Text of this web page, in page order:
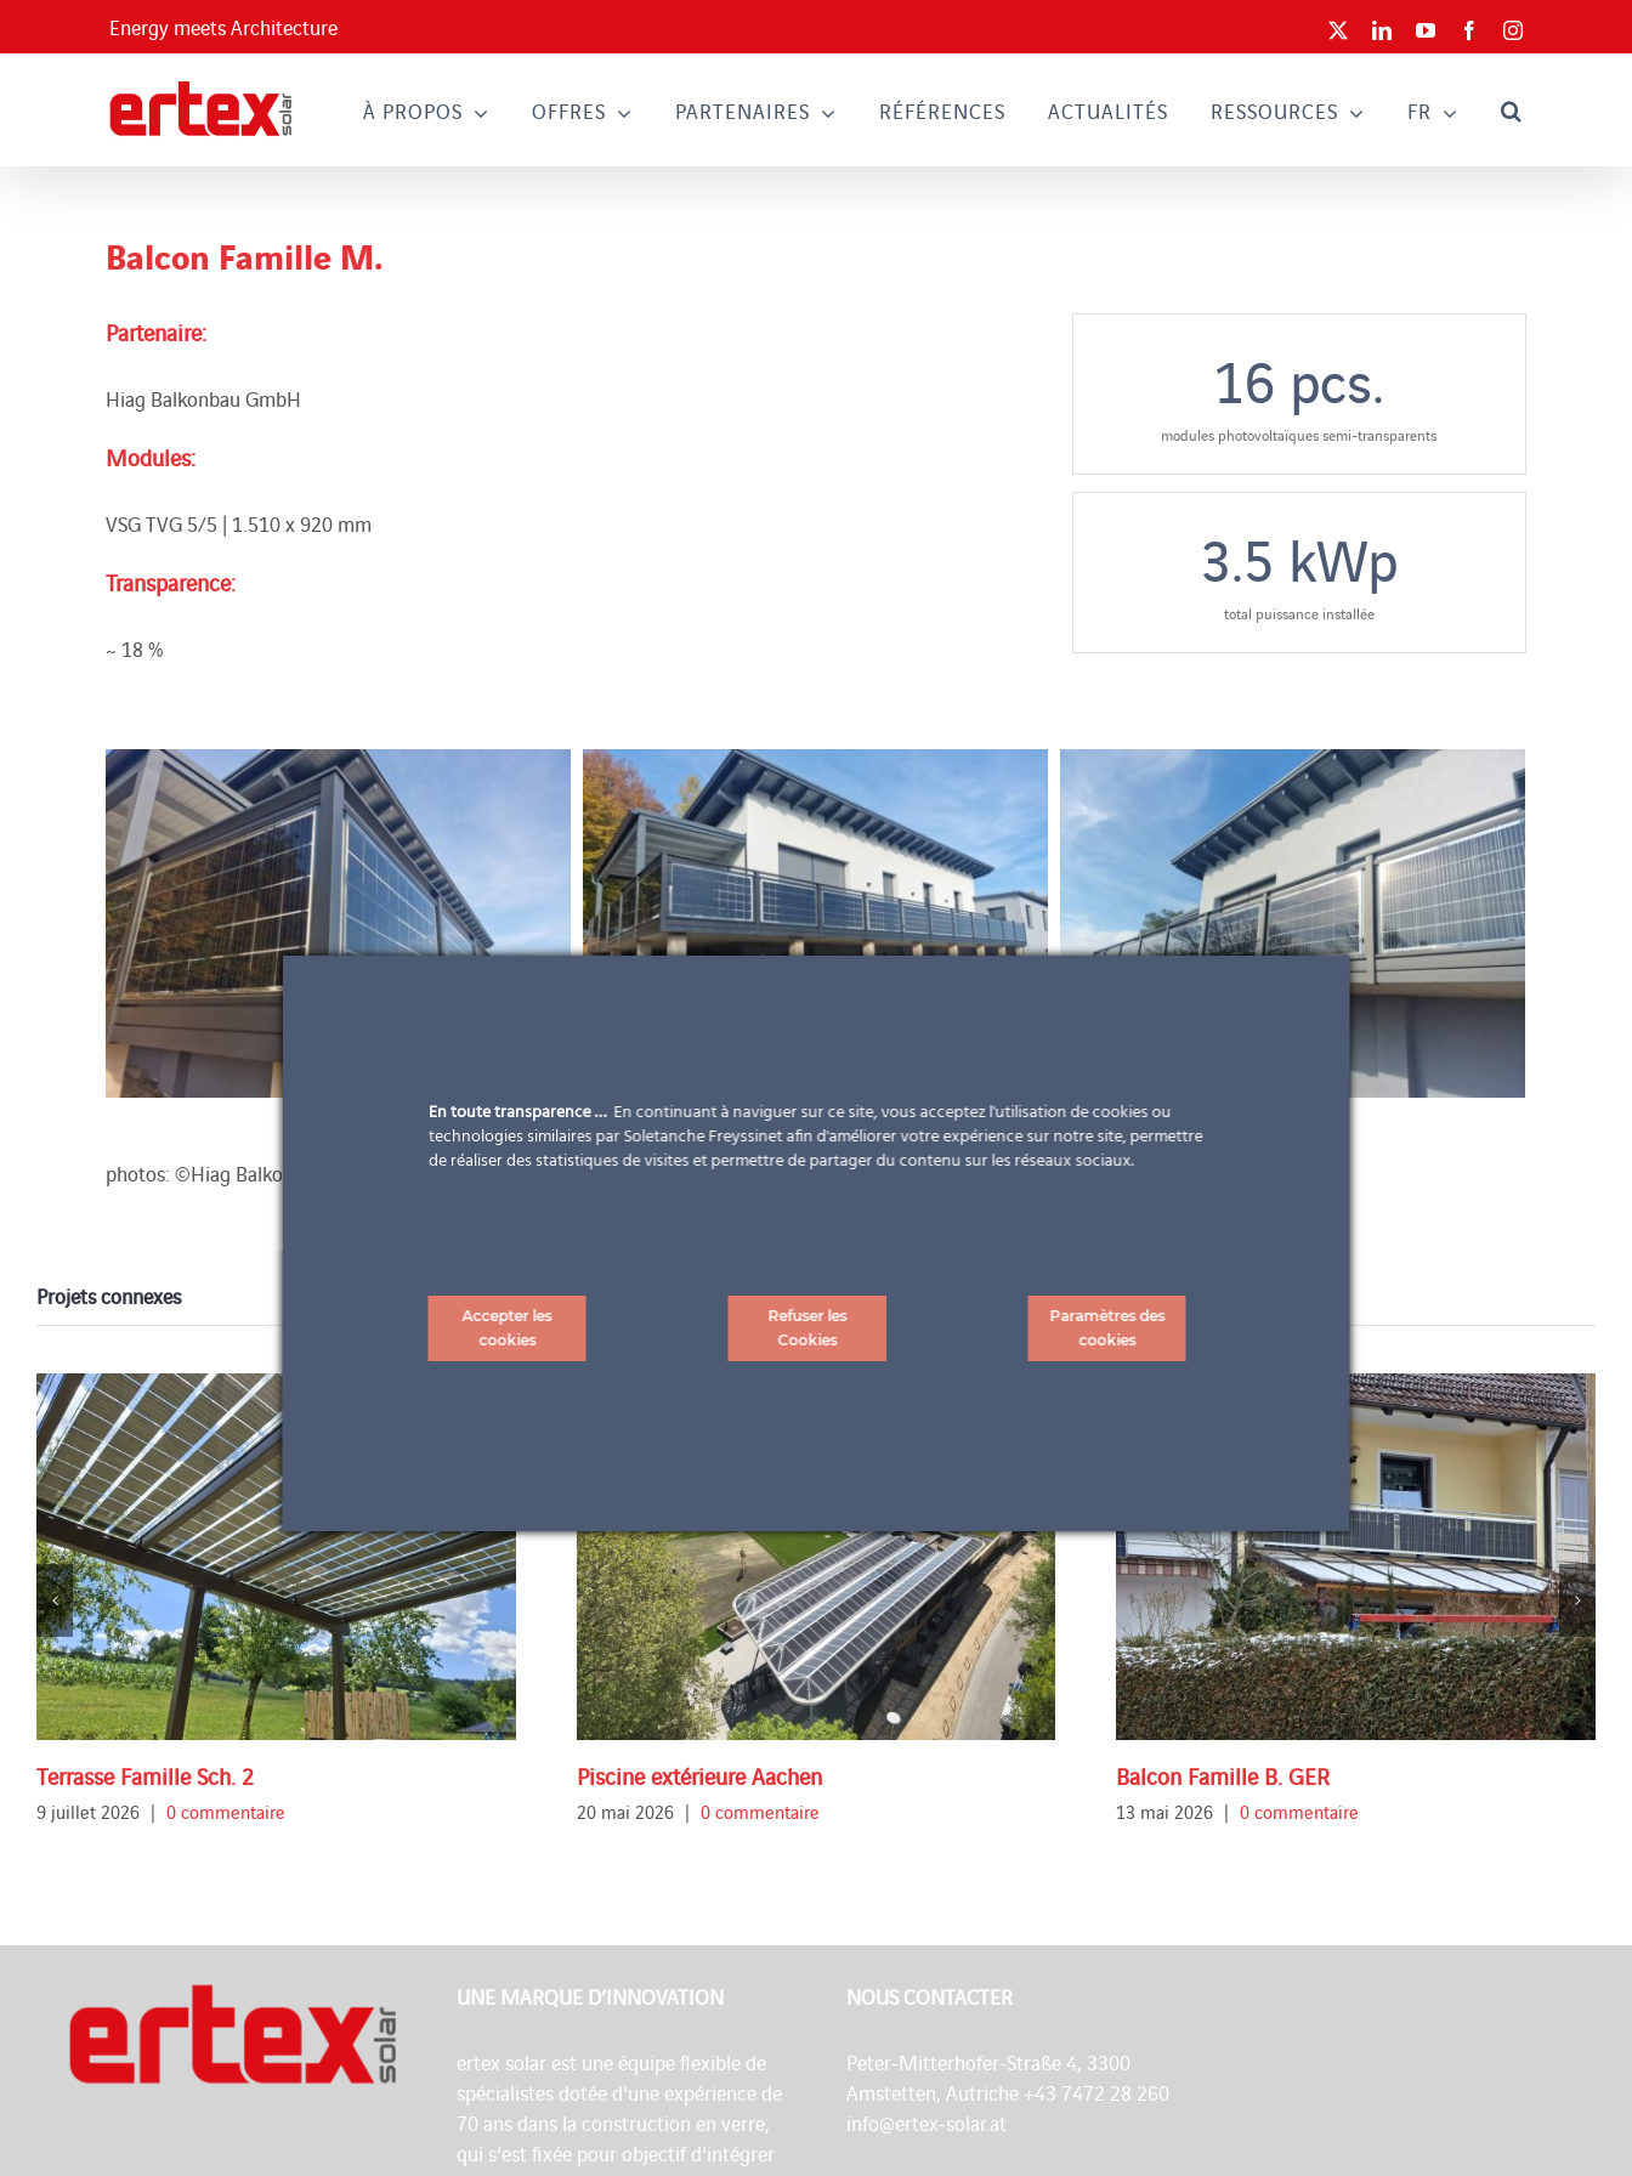
Energy meets Architecture LinkedInYouTubeFacebookInstagram
À PROPOS OFFRES PARTENAIRES RÉFÉRENCES ACTUALITÉS RESSOURCES FR
Balcon Famille M.
Partenaire:
Hiag Balkonbau GmbH
Modules:
VSG TVG 5/5 | 1.510 x 920 mm
Transparence:
~ 18 %
16 pcs.
modules photovoltaïques semi-transparents
3.5 kWp
total puissance installée
photos: ©Hiag Balkonbau GmbH
Projets connexes
Terrasse Famille Sch. 2
9 juillet 2026 | 0 commentaire
Piscine extérieure Aachen
20 mai 2026 | 0 commentaire
Balcon Famille B. GER
13 mai 2026 | 0 commentaire
UNE MARQUE D’INNOVATION
ertex solar est une équipe flexible de
spécialistes dotée d'une expérience de
70 ans dans la construction en verre,
qui s'est fixée pour objectif d'intégrer
NOUS CONTACTER
Peter-Mitterhofer-Straße 4, 3300
Amstetten, Autriche +43 7472 28 260
info@ertex-solar.at
En toute transparence … En continuant à naviguer sur ce site, vous acceptez l'utilisation de cookies ou
technologies similaires par Soletanche Freyssinet afin d'améliorer votre expérience sur notre site, permettre
de réaliser des statistiques de visites et permettre de partager du contenu sur les réseaux sociaux.
Accepter les
cookies
Refuser les
Cookies
Paramètres des
cookies